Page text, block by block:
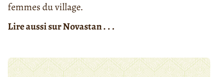
femmes du village.
Lire aussi sur Novastan . . .